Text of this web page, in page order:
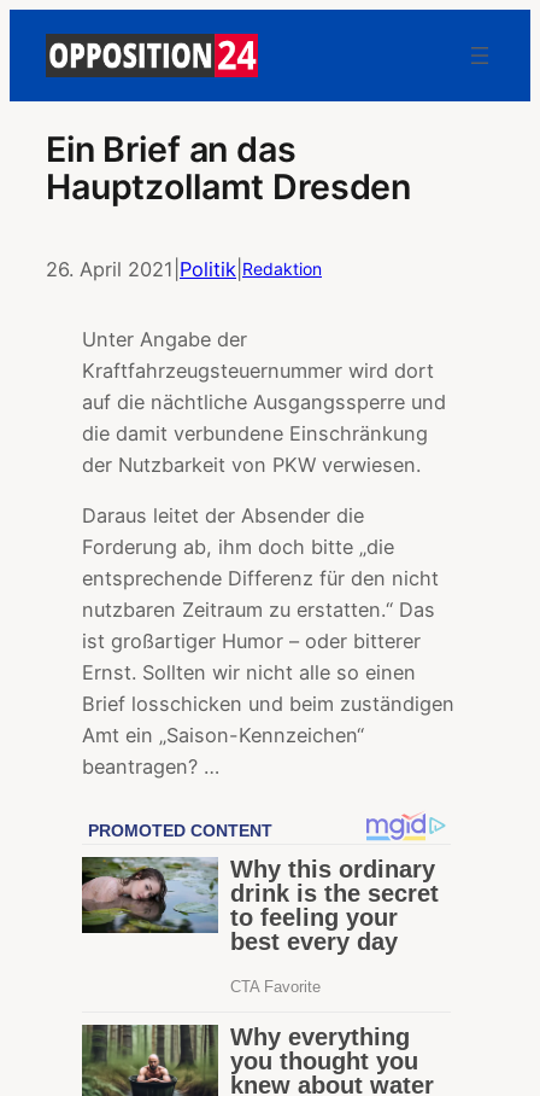
Ein Brief an das
Hauptzollamt Dresden
26. April 2021 Politik Redaktion
Unter Angabe der
Kraftfahrzeugsteuernummer wird dort
auf die nächtliche Ausgangssperre und
die damit verbundene Einschränkung
der Nutzbarkeit von PKW verwiesen.
Daraus leitet der Absender die
Forderung ab, ihm doch bitte „die
entsprechende Differenz für den nicht
nutzbaren Zeitraum zu erstatten.“ Das
ist großartiger Humor – oder bitterer
Ernst. Sollten wir nicht alle so einen
Brief losschicken und beim zuständigen
Amt ein „Saison-Kennzeichen“
beantragen? …